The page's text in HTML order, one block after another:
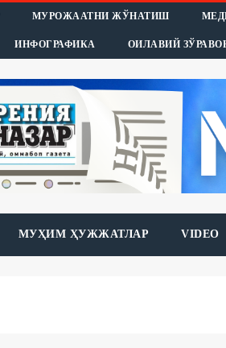
МУРОЖААТНИ ЖЎНАТИШ
ИНФОГРАФИКА ОИЛАВИЙ
МУҲИМ ҲУЖЖАТЛАР VIDEO